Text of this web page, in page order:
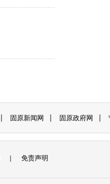
固原新闻网 固原政府网
| 免责声明